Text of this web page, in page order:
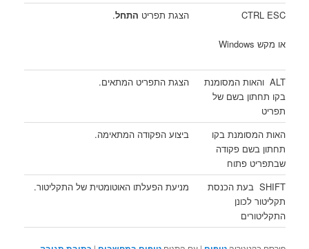
CTRL ESC
או מקש Windows
הצגת תפריט התחל.
ALT והאות המסומנת
בקו תחתון בשם של
תפריט
הצגת התפריט המתאים.
האות המסומנת בקו
תחתון בשם פקודה
שבתפריט פתוח
ביצוע הפקודה המתאימה.
SHIFT בעת הכנסת
תקליטור לכונן
התקליטורים
מניעת הפעלתו האוטומטית של התקליטור.